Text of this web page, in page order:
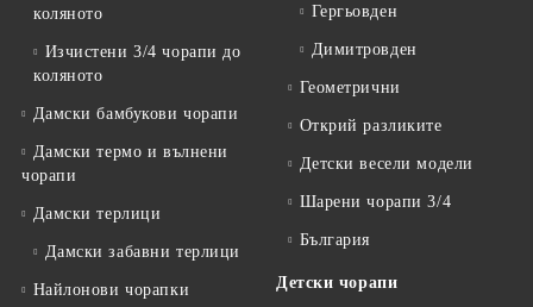
коляното
Изчистени 3/4 чорапи до
коляното
Дамски бамбукови чорапи
Дамски термо и вълнени
чорапи
Дамски терлици
Дамски забавни терлици
Найлонови чорапки
Гергьовден
Димитровден
Геометрични
Открий разликите
Детски весели модели
Шарени чорапи 3/4
България
Детски чорапи